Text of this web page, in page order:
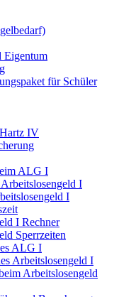
Eigentum
für Schüler
IV
ALG I
I
I
I Rechner
Sperrzeiten
ALG I
Arbeitslosengeld I
Arbeitslosengeld